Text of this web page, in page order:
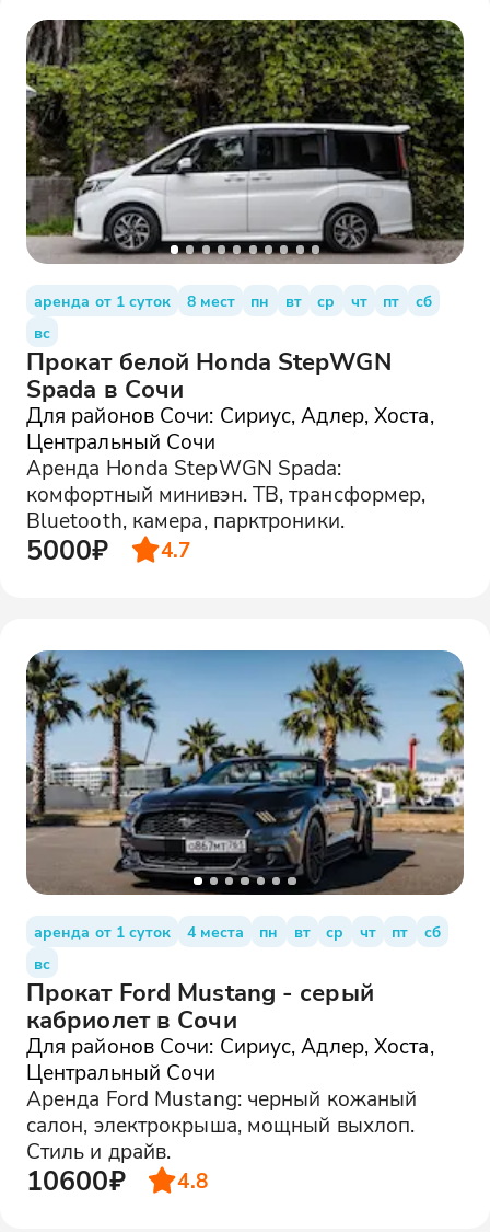
аренда от 1 суток 8 мест пн вт ср чт пт
сб
вс
Прокат белой Honda StepWGN
Spada в Сочи
Для районов Сочи: Сириус, Адлер, Хоста,
Центральный Сочи
Аренда Honda StepWGN Spada:
комфортный минивэн. ТВ, трансформер,
Bluetooth, камера, парктроники.
5000₽ 4.7
аренда от 1 суток 4 места пн вт ср чт пт
сб
вс
Прокат Ford Mustang - серый
кабриолет в Сочи
Для районов Сочи: Сириус, Адлер, Хоста,
Центральный Сочи
Аренда Ford Mustang: черный кожаный
салон, электрокрыша, мощный выхлоп.
Стиль и драйв.
10600₽ 4.8